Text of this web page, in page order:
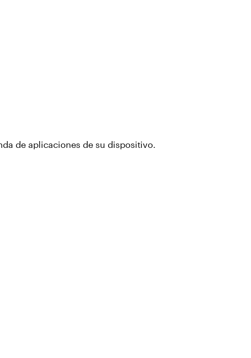
de aplicaciones de su dispositivo.